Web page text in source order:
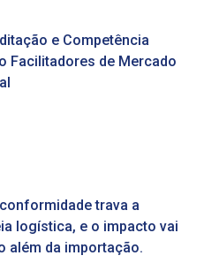
e Competência
Facilitadores de Mercado
trava a
logística, e o impacto vai
além da importação.